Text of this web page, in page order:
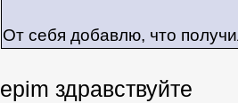
От себя добавлю, что
epim здравствуйте